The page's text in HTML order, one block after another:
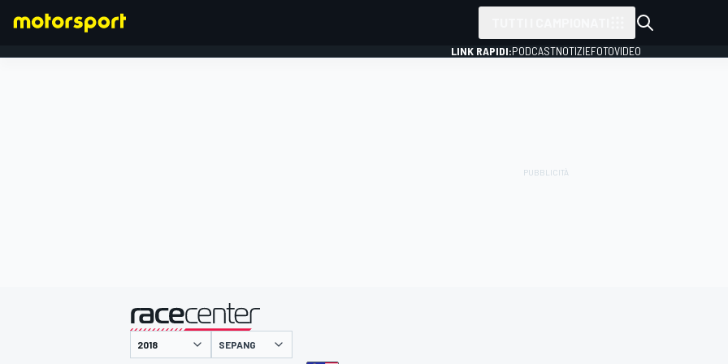
LINK RAPIDI:PODCASTNOTIZIEFOTOVIDEO
presentato da
SEPANG